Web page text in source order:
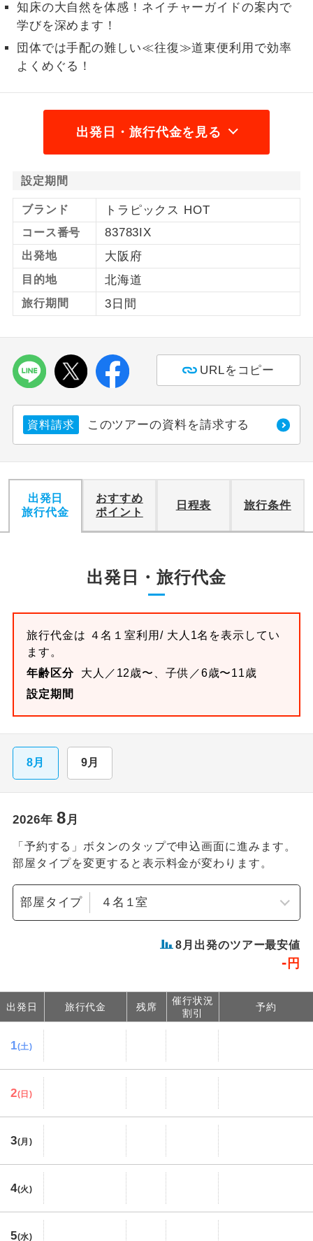
知床の大自然を体感！ネイチャーガイドの案内で
学びを深めます！
団体では手配の難しい≪往復≫道東便利用で効率
よくめぐる！
出発日・旅行代金を見る
設定期間
ブランド トラピックス HOT
コース番号 83783IX
出発地 大阪府
目的地 北海道
旅行期間 3日間
URLをコピー
資料請求 このツアーの資料を請求する
出発日
旅行代金
おすすめ
ポイント
日程表 旅行条件
出発日・旅行代金
旅行代金は ４名１室利用/ 大人1名を表示してい
ます。
年齢区分
大人／12歳〜、子供／6歳〜11歳
設定期間
8月 9月
2026年 8月
「予約する」ボタンのタップで申込画面に進みます。
部屋タイプを変更すると表示料金が変わります。
部屋タイプ
8 月出発のツアー最安値
- 円
出発日 旅行代金 残席
催行状況
割引
予約
1(土)
2(日)
3(月)
4(火)
5(水)
1名様催行
1名様から出発可能な個人型プランで
2名様催行
2名様から出発可能な個人型プランで
加限定
1名様1室同代
1名様1室利用でも追加料金がかからない
ご夫婦限定
ご夫婦限定でご参加いただけるコースで
す。
女性限定
女性限定でご参加いただけるコースで
す。
年齢制限あり
ご参加にあたり年齢に制限があるコース
です。
航空会社指定
ホテル指定
ご紹介するホテルを指定したコースで
す。
おひとり様バ
ス2席利用
おひとり様でバス席を2席利⽤できま